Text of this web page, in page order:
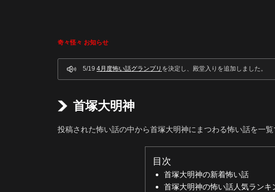
奇々怪々 お知らせ
5/19 4月度怖い話グランプリ を決定し、殿堂入りを追加しました。
首塚大明神
投稿された怖い話の中から首塚大明神にまつわる怖い話を一覧
目次
首塚大明神の新着怖い話
首塚大明神の怖い話人気ランキ